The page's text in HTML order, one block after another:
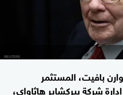
وارن بافيت، المستثمر
شركة بيركشاير هاثاواي،